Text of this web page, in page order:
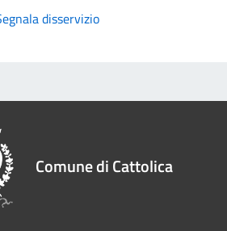
disservizio
Comune di Cattolica